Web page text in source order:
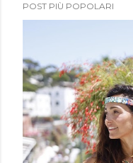
POST PIÙ POPOLARI